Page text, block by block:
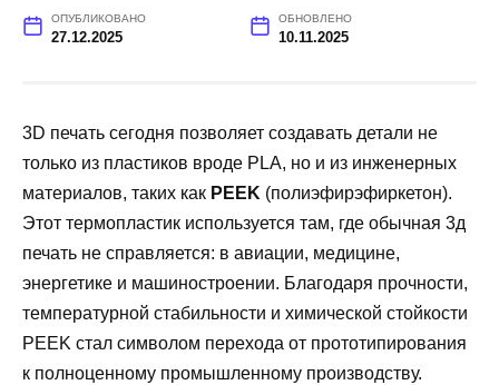
ОПУБЛИКОВАНО
27.12.2025
ОБНОВЛЕНО
10.11.2025
3D печать сегодня позволяет создавать детали не
только из пластиков вроде PLA, но и из инженерных
материалов, таких как PEEK (полиэфирэфиркетон).
Этот термопластик используется там, где обычная 3д
печать не справляется: в авиации, медицине,
энергетике и машиностроении. Благодаря прочности,
температурной стабильности и химической стойкости
PEEK стал символом перехода от прототипирования
к полноценному промышленному производству.